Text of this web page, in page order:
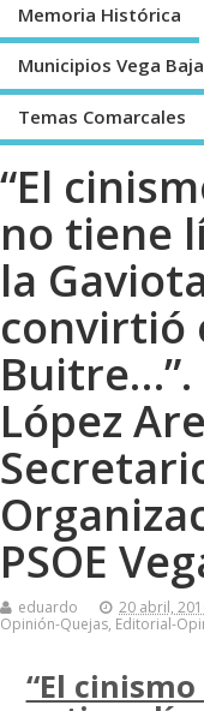
Memoria Histórica
Municipios Vega Baja
Temas Comarcales
“El
no tiene
la
convirtió
López
PSOE
eduardo 20 abril,
Opinión-Quejas, Editorial-
“El